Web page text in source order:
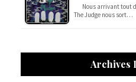
Nous arrivant tout
The Judge nous sort…
Archives